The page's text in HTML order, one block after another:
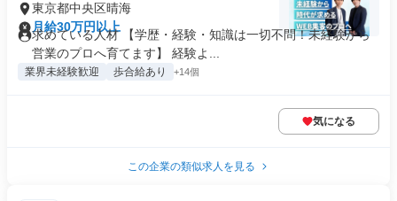
東京都中央区晴海
月給30万円以上
求めている人材 【学歴・経験・知識は一切不問！未経験から
営業のプロへ育てます】 経験よ...
業界未経験歓迎 歩合給あり +14個
気になる
この企業の類似求人を見る